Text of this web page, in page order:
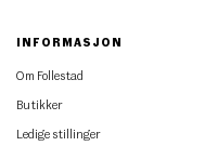
INFORMASJON
Om Follestad
Butikker
Ledige stillinger